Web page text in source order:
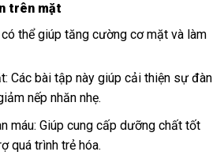
trên mặt
thể giúp tăng cường cơ mặt và làm
Các bài tập này giúp cải thiện sự đàn
nếp nhăn nhẹ.
máu: Giúp cung cấp dưỡng chất tốt
quá trình trẻ hóa.